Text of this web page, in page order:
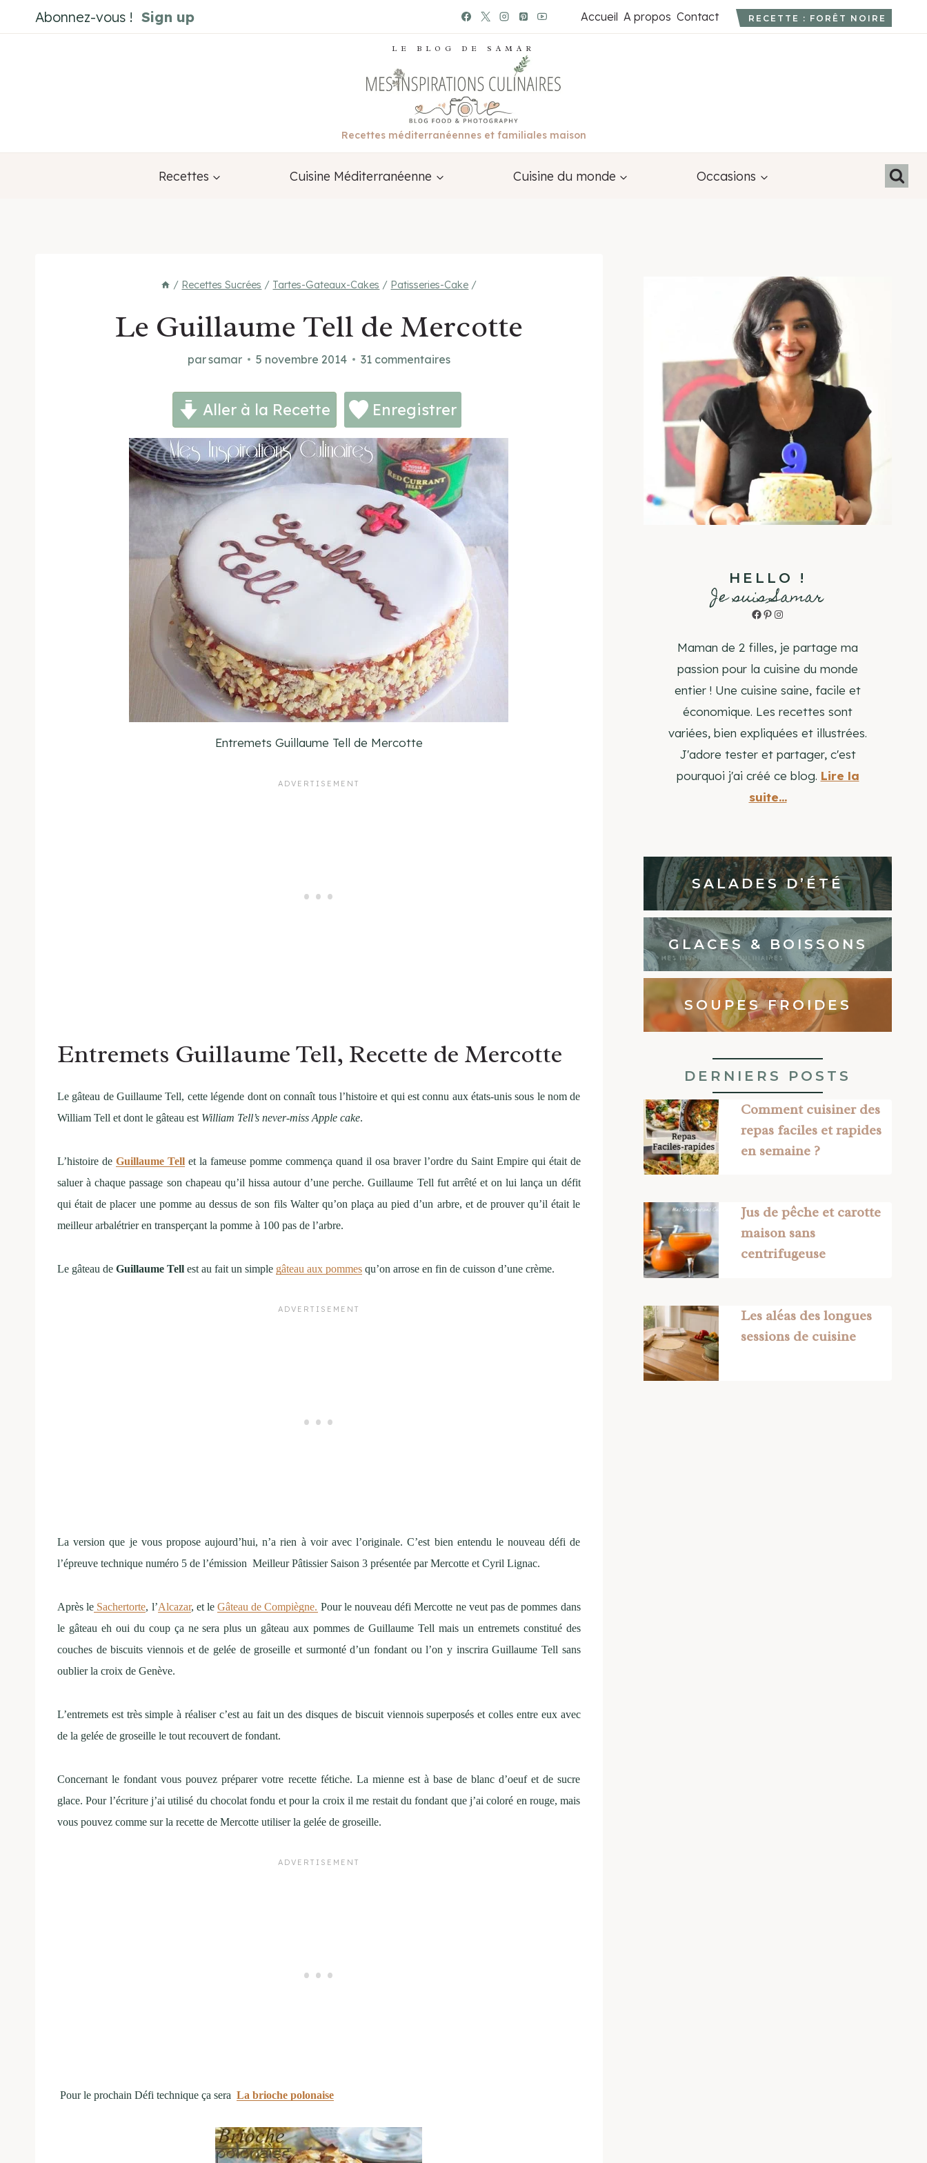
au
Abonnez-vous ! Sign up Accueil A propos Contact RECETTE : FORÊT NOIRE
LE BLOG DE SAMAR
Recettes méditerranéennes et familiales maison
Recettes Cuisine Méditerranéenne Cuisine du monde Occasions
/ Recettes Sucrées / Tartes-Gateaux-Cakes / Patisseries-Cake /
Le Guillaume Tell de Mercotte
parsamar 5 novembre 2014 31 commentaires
Aller à la Recette Enregistrer
Entremets Guillaume Tell de Mercotte
Entremets Guillaume Tell, Recette de Mercotte
Le gâteau de Guillaume Tell, cette légende dont on connaît tous l’histoire et qui est connu aux états-unis sous le nom de
William Tell et dont le gâteau est William Tell’s never-miss Apple cake.
L’histoire de Guillaume Tellet la fameuse pomme commença quand il osa braver l’ordre du Saint Empire qui était de
saluer à chaque passage son chapeau qu’il hissa autour d’une perche. Guillaume Tell fut arrêté et on lui lança un défit
qui était de placer une pomme au dessus de son fils Walter qu’on plaça au pied d’un arbre, et de prouver qu’il était le
meilleur arbalétrier en transperçant la pomme à 100 pas de l’arbre.
Le gâteau de Guillaume Tell est au fait un simple gâteau aux pommes qu’on arrose en fin de cuisson d’une crème.
La version que je vous propose aujourd’hui, n’a rien à voir avec l’originale. C’est bien entendu le nouveau défi de
l’épreuve technique numéro 5 de l’émission Meilleur Pâtissier Saison 3 présentée par Mercotte et Cyril Lignac.
Après le Sachertorte, l’Alcazar, et leGâteau de Compiègne. Pour le nouveau défi Mercotte ne veut pas de pommes dans
le gâteau eh oui du coup ça ne sera plus un gâteau aux pommes de Guillaume Tell mais un entremets constitué des
couches de biscuits viennois et de gelée de groseille et surmonté d’un fondant ou l’on y inscrira Guillaume Tell sans
oublier la croix de Genève.
L’entremets est très simple à réaliser c’est au fait un des disques de biscuit viennois superposés et colles entre eux avec
de la gelée de groseille le tout recouvert de fondant.
Concernant le fondant vous pouvez préparer votre recette fétiche. La mienne est à base de blanc d’oeuf et de sucre
glace. Pour l’écriture j’ai utilisé du chocolat fondu et pour la croix il me restait du fondant que j’ai coloré en rouge, mais
vous pouvez comme sur la recette de Mercotte utiliser la gelée de groseille.
Pour le prochain Défi technique ça sera La brioche polonaise
HELLO !
Je suis Samar
Facebook
Pinterest
Instagram
Maman de 2 filles, je partage ma
passion pour la cuisine du monde
entier ! Une cuisine saine, facile et
économique. Les recettes sont
variées, bien expliquées et illustrées.
J'adore tester et partager, c'est
pourquoi j'ai créé ce blog. Lire la
suite...
SALADES D’ÉTÉ
GLACES & BOISSONS
SOUPES FROIDES
DERNIERS POSTS
Comment cuisiner des
repas faciles et rapides
en semaine ?
Jus de pêche et carotte
maison sans
centrifugeuse
Les aléas des longues
sessions de cuisine